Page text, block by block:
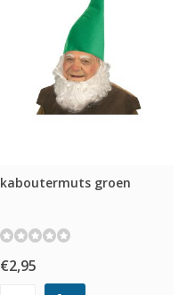
kaboutermuts groen
€2,95